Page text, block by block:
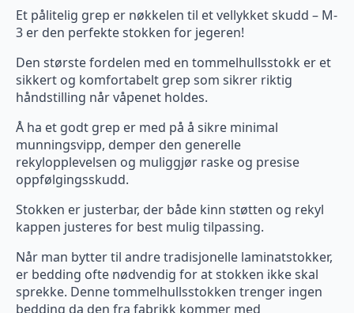
Et pålitelig grep er nøkkelen til et vellykket skudd – M-
3 er den perfekte stokken for jegeren!
Den største fordelen med en tommelhullsstokk er et
sikkert og komfortabelt grep som sikrer riktig
håndstilling når våpenet holdes.
Å ha et godt grep er med på å sikre minimal
munningsvipp, demper den generelle
rekylopplevelsen og muliggjør raske og presise
oppfølgingsskudd.
Stokken er justerbar, der både kinn støtten og rekyl
kappen justeres for best mulig tilpassing.
Når man bytter til andre tradisjonelle laminatstokker,
er bedding ofte nødvendig for at stokken ikke skal
sprekke. Denne tommelhullsstokken trenger ingen
bedding da den fra fabrikk kommer med